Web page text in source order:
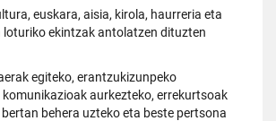
euskara, aisia, kirola, haurreria eta
loturiko ekintzak antolatzen dituzten
egiteko, erantzukizunpeko
aurkezteko, errekurtsoak
behera uzteko eta beste pertsona